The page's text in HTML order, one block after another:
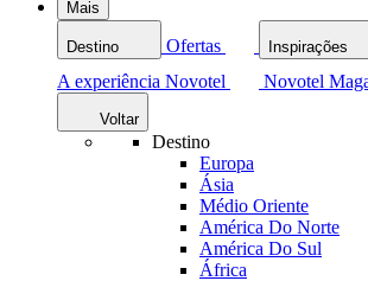
Mais
Destino Ofertas Inspirações
A experiência Novotel
Novotel
Voltar
Destino
Europa
Ásia
Médio Oriente
América Do Norte
América Do Sul
África